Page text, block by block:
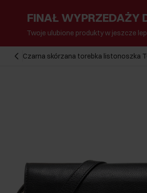
FINAŁ WYPRZEDAŻY
Twoje ulubione produkty w jeszcze
Czarna skórzana torebka listonoszka